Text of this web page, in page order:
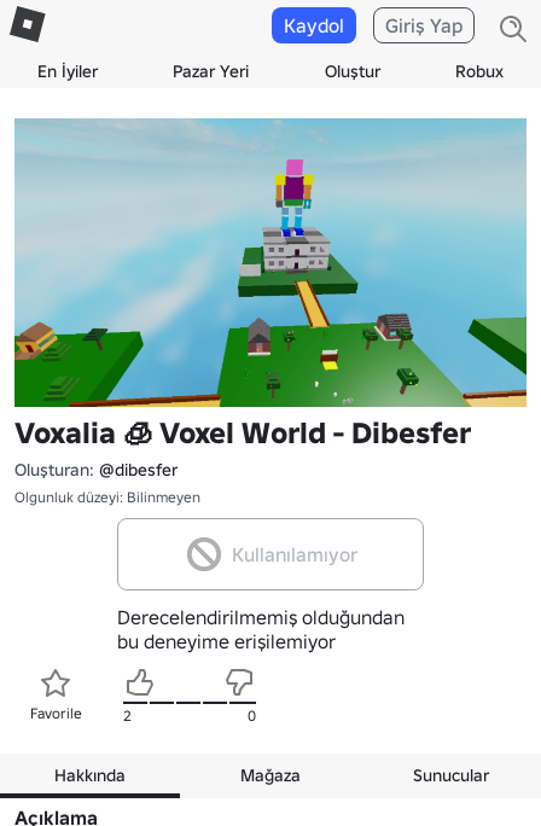
En İyiler Pazar Yeri Oluştur Robux
Kaydol Giriş Yap
Voxalia 🧊 Voxel World - Dibesfer
Oluşturan: @dibesfer
Olgunluk düzeyi: Bilinmeyen
Kullanılamıyor
Derecelendirilmemiş olduğundan
bu deneyime erişilemiyor
Favorile 2 0
Hakkında Mağaza Sunucular
Açıklama